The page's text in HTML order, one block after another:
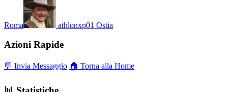
Roma athlonxp01 Ostia
Azioni Rapide
💬 Invia Messaggio 🏠 Torna alla Home